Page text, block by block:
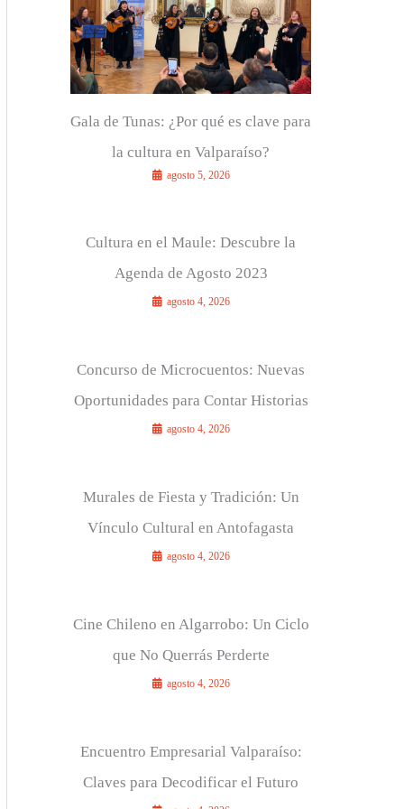
Gala de Tunas: ¿Por qué es clave para
la cultura en Valparaíso?
agosto 5, 2026
Cultura en el Maule: Descubre la
Agenda de Agosto 2023
agosto 4, 2026
Concurso de Microcuentos: Nuevas
Oportunidades para Contar Historias
agosto 4, 2026
Murales de Fiesta y Tradición: Un
Vínculo Cultural en Antofagasta
agosto 4, 2026
Cine Chileno en Algarrobo: Un Ciclo
que No Querrás Perderte
agosto 4, 2026
Encuentro Empresarial Valparaíso:
Claves para Decodificar el Futuro